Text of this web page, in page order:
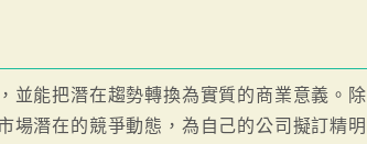
並能把潛在趨勢轉換為實質的商業意義。除
場潛在的競爭動態，為自己的公司擬訂精明